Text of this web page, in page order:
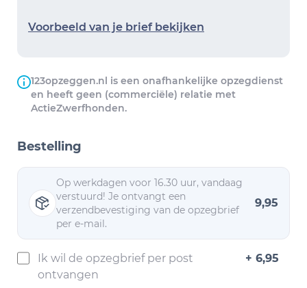
Voorbeeld van je brief bekijken
123opzeggen.nl is een onafhankelijke opzegdienst
en heeft geen (commerciële) relatie met
ActieZwerfhonden.
Bestelling
Op werkdagen voor 16.30 uur, vandaag
verstuurd! Je ontvangt een
verzendbevestiging van de opzegbrief
per e-mail.
9,95
Ik wil de opzegbrief per post
ontvangen
+ 6,95